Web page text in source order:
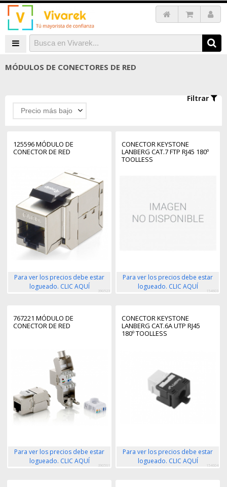
MÓDULOS DE CONECTORES DE RED
Filtrar
Precio más bajo
125596 MÓDULO DE
CONECTOR DE RED
Para ver los precios debe estar
logueado. CLIC AQUÍ
390523
CONECTOR KEYSTONE
LANBERG CAT.7 FTP RJ45 180º
TOOLLESS
Para ver los precios debe estar
logueado. CLIC AQUÍ
154603
767221 MÓDULO DE
CONECTOR DE RED
Para ver los precios debe estar
logueado. CLIC AQUÍ
390561
CONECTOR KEYSTONE
LANBERG CAT.6A UTP RJ45
180º TOOLLESS
Para ver los precios debe estar
logueado. CLIC AQUÍ
154604